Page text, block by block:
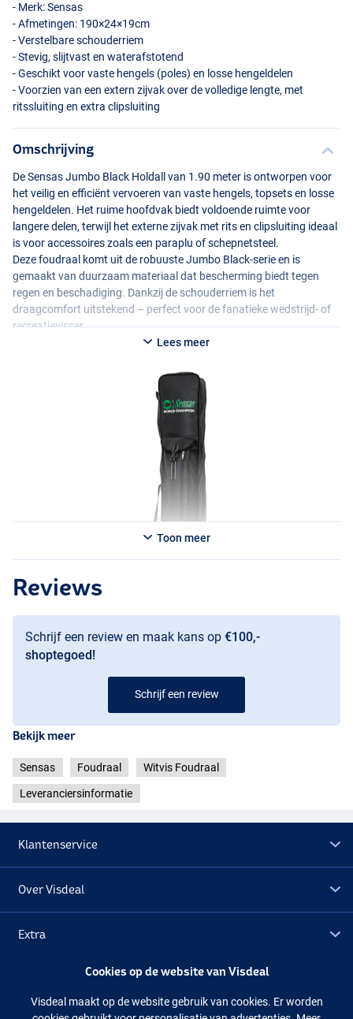
- Merk: Sensas
- Afmetingen: 190×24×19cm
- Verstelbare schouderriem
- Stevig, slijtvast en waterafstotend
- Geschikt voor vaste hengels (poles) en losse hengeldelen
- Voorzien van een extern zijvak over de volledige lengte, met
ritssluiting en extra clipsluiting
Omschrijving
De Sensas Jumbo Black Holdall van 1.90 meter is ontworpen voor
het veilig en efficiënt vervoeren van vaste hengels, topsets en losse
hengeldelen. Het ruime hoofdvak biedt voldoende ruimte voor
langere delen, terwijl het externe zijvak met rits en clipsluiting ideaal
is voor accessoires zoals een paraplu of schepnetsteel.
Deze foudraal komt uit de robuuste Jumbo Black-serie en is
gemaakt van duurzaam materiaal dat bescherming biedt tegen
regen en beschadiging. Dankzij de schouderriem is het
draagcomfort uitstekend – perfect voor de fanatieke wedstrijd- of
recreatievisser.
Lees meer
Toon meer
Reviews
Schrijf een review en maak kans op €100,-
shoptegoed!
Schrijf een review
Bekijk meer
Sensas Foudraal Witvis Foudraal
Leveranciersinformatie
Klantenservice
Over Visdeal
Extra
Cookies op de website van Visdeal
Visdeal maakt op de website gebruik van cookies. Er worden